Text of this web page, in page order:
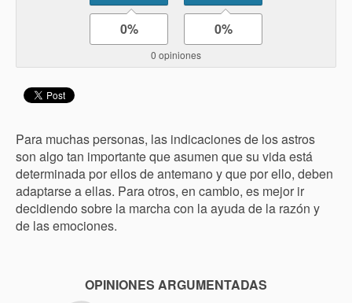
0% 0%
0 opiniones
Para muchas personas, las indicaciones de los astros
son algo tan importante que asumen que su vida está
determinada por ellos de antemano y que por ello, deben
adaptarse a ellas. Para otros, en cambio, es mejor ir
decidiendo sobre la marcha con la ayuda de la razón y
de las emociones.
OPINIONES ARGUMENTADAS